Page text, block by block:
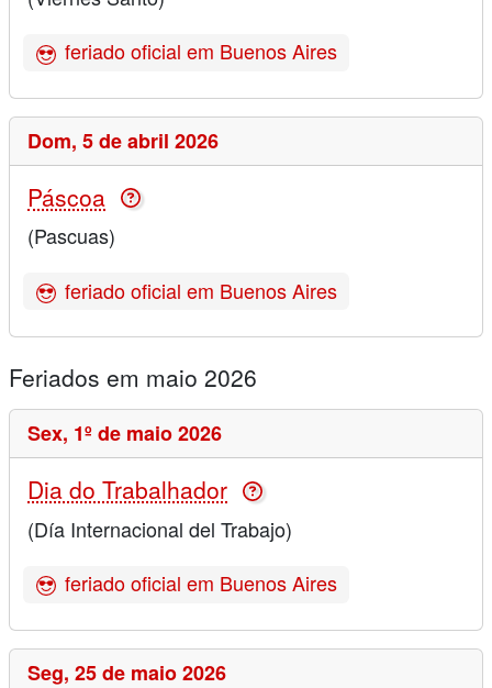
feriado oficial em Buenos Aires
Dom, 5 de abril 2026
Páscoa
(Pascuas)
feriado oficial em Buenos Aires
Feriados em maio 2026
Sex, 1º de maio 2026
Dia do Trabalhador
(Día Internacional del Trabajo)
feriado oficial em Buenos Aires
Seg, 25 de maio 2026